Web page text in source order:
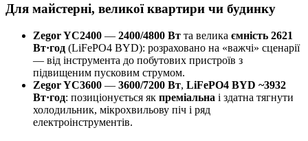
Для майстерні, великої квартири чи будинку
Zegor YC2400 — 2400/4800 Вт та велика ємність 2621
Вт·год (LiFePO4 BYD): розраховано на «важчі» сценарії
— від інструмента до побутових пристроїв з
підвищеним пусковим струмом.
Zegor YC3600 — 3600/7200 Вт, LiFePO4 BYD ~3932
Вт·год: позиціонується як преміальна і здатна тягнути
холодильник, мікрохвильову піч і ряд
електроінструментів.